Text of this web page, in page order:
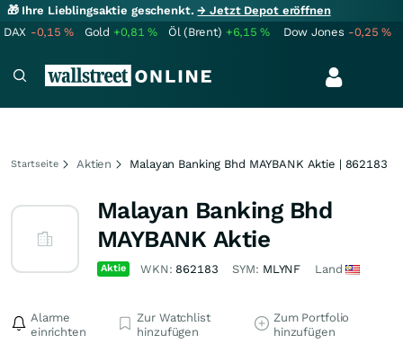
🎁 Ihre Lieblingsaktie geschenkt.→ Jetzt Depot eröffnen
DAX -0,15% Gold +0,81% Öl (Brent) +6,15% Dow Jones -0,25%
Startseite Aktien Malayan Banking Bhd MAYBANK Aktie | 862183
Malayan Banking Bhd
MAYBANK Aktie
Aktie WKN: 862183 SYM: MLYNF Land
Alarme
einrichten
Zur Watchlist
hinzufügen
Zum Portfolio
hinzufügen